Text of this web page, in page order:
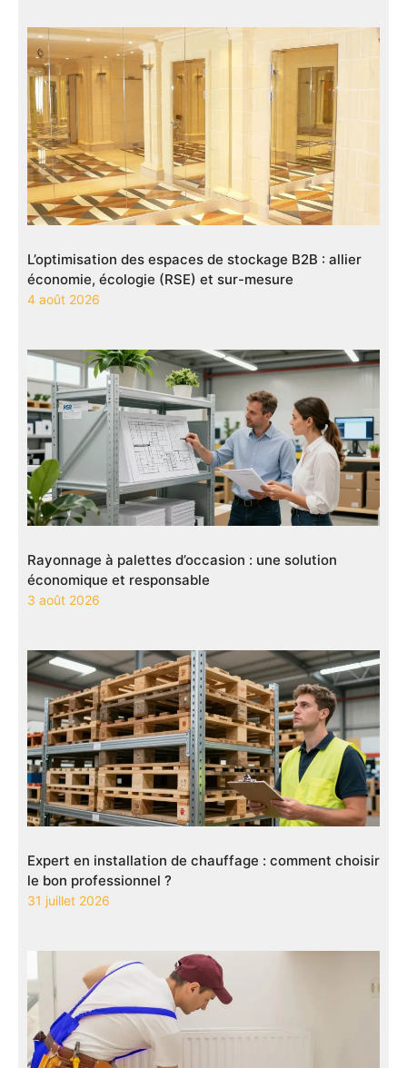
L’optimisation des espaces de stockage B2B : allier
économie, écologie (RSE) et sur-mesure
4 août 2026
Rayonnage à palettes d’occasion : une solution
économique et responsable
3 août 2026
Expert en installation de chauffage : comment choisir
le bon professionnel ?
31 juillet 2026